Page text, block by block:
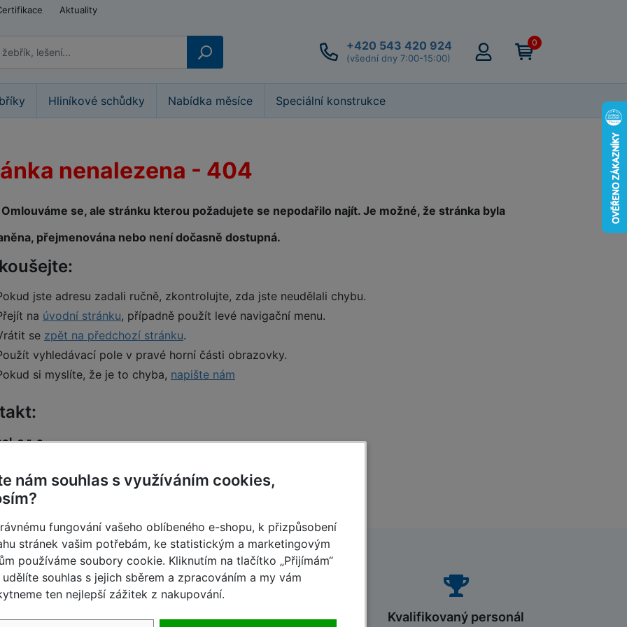
Aktuality
+420 543 420 924
(všední dny 7:00-15:00)
0
Hliníkové schůdky Nabídka měsíce Speciální konstrukce
nenalezena - 404
Omlouváme se, ale stránku kterou požadujete se nepodařilo najít. Je možné, že stránka byla
přejmenována nebo není dočasně dostupná.
jste adresu zadali ručně, zkontrolujte, zda jste neudělali chybu.
na úvodní stránku, případně použít levé navigační menu.
se zpět na předchozí stránku.
vyhledávací pole v pravé horní části obrazovky.
si myslíte, že je to chyba, napište nám
s r. o.
420 924-5, mobil: 602 252 350
Rychlé dodání Skvělé ceny Kvalifikovaný personál
nám souhlas s využíváním cookies,
fungování vašeho oblíbeného e-shopu, k přizpůsobení
stránek vašim potřebám, ke statistickým a marketingovým
používáme soubory cookie. Kliknutím na tlačítko „Přijímám“
udělíte souhlas s jejich sběrem a zpracováním a my vám
ten nejlepší zážitek z nakupování.